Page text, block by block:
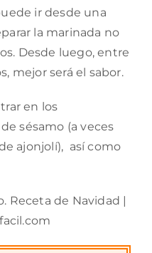
ir desde una
la marinada no
Desde luego, entre
mejor será el sabor.
en los
sésamo (a veces
ajonjolí), así como